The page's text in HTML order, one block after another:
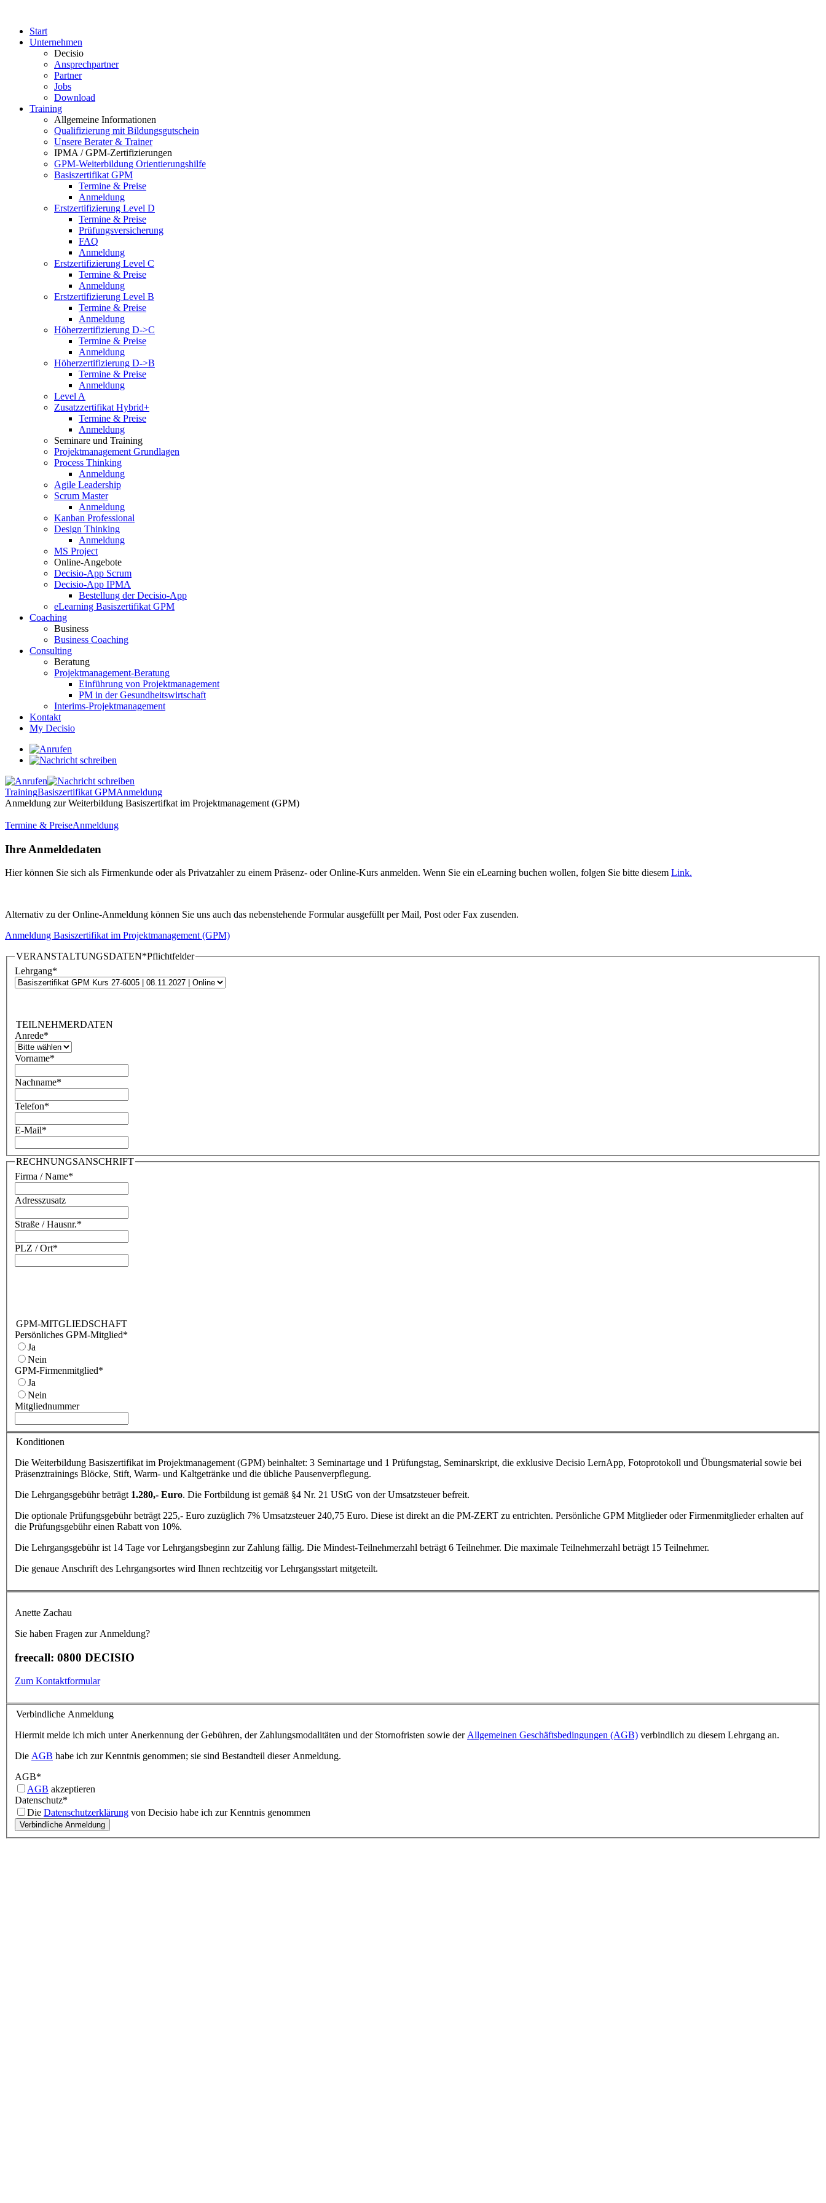
Start
Unternehmen
Decisio
Ansprechpartner
Partner
Jobs
Download
Training
Allgemeine Informationen
Qualifizierung mit Bildungsgutschein
Unsere Berater & Trainer
IPMA / GPM-Zertifizierungen
GPM-Weiterbildung Orientierungshilfe
Basiszertifikat GPM
Termine & Preise
Anmeldung
Erstzertifizierung Level D
Termine & Preise
Prüfungsversicherung
FAQ
Anmeldung
Erstzertifizierung Level C
Termine & Preise
Anmeldung
Erstzertifizierung Level B
Termine & Preise
Anmeldung
Höherzertifizierung D->C
Termine & Preise
Anmeldung
Höherzertifizierung D->B
Termine & Preise
Anmeldung
Level A
Zusatzzertifikat Hybrid+
Termine & Preise
Anmeldung
Seminare und Training
Projektmanagement Grundlagen
Process Thinking
Anmeldung
Agile Leadership
Scrum Master
Anmeldung
Kanban Professional
Design Thinking
Anmeldung
MS Project
Online-Angebote
Decisio-App Scrum
Decisio-App IPMA
Bestellung der Decisio-App
eLearning Basiszertifikat GPM
Coaching
Business
Business Coaching
Consulting
Beratung
Projektmanagement-Beratung
Einführung von Projektmanagement
PM in der Gesundheitswirtschaft
Interims-Projektmanagement
Kontakt
My Decisio
TrainingBasiszertifikat GPMAnmeldung
Anmeldung zur Weiterbildung Basiszertifkat im Projektmanagement (GPM)
Termine & PreiseAnmeldung
Ihre Anmeldedaten
Hier können Sie sich als Firmenkunde oder als Privatzahler zu einem Präsenz- oder Online-Kurs anmelden. Wenn Sie ein eLearning buchen wollen, folgen Sie bitte diesem Link.
Alternativ zu der Online-Anmeldung können Sie uns auch das nebenstehende Formular ausgefüllt per Mail, Post oder Fax zusenden.
Anmeldung Basiszertifikat im Projektmanagement (GPM)
VERANSTALTUNGSDATEN*Pflichtfelder
Lehrgang*
TEILNEHMERDATEN
Anrede*
Vorname*
Nachname*
Telefon*
E-Mail*
RECHNUNGSANSCHRIFT
Firma / Name*
Adresszusatz
Straße / Hausnr.*
PLZ / Ort*
GPM-MITGLIEDSCHAFT
Persönliches GPM-Mitglied*
Ja
Nein
GPM-Firmenmitglied*
Ja
Nein
Mitgliednummer
Konditionen
Die Weiterbildung Basiszertifikat im Projektmanagement (GPM) beinhaltet: 3 Seminartage und 1 Prüfungstag, Seminarskript, die exklusive Decisio LernApp, Fotoprotokoll und Übungsmaterial sowie bei
Präsenztrainings Blöcke, Stift, Warm- und Kaltgetränke und die übliche Pausenverpflegung.
Die Lehrgangsgebühr beträgt 1.280,- Euro. Die Fortbildung ist gemäß §4 Nr. 21 UStG von der Umsatzsteuer befreit.
Die optionale Prüfungsgebühr beträgt 225,- Euro zuzüglich 7% Umsatzsteuer 240,75 Euro. Diese ist direkt an die PM-ZERT zu entrichten. Persönliche GPM Mitglieder oder Firmenmitglieder erhalten auf
die Prüfungsgebühr einen Rabatt von 10%.
Die Lehrgangsgebühr ist 14 Tage vor Lehrgangsbeginn zur Zahlung fällig. Die Mindest-Teilnehmerzahl beträgt 6 Teilnehmer. Die maximale Teilnehmerzahl beträgt 15 Teilnehmer.
Die genaue Anschrift des Lehrgangsortes wird Ihnen rechtzeitig vor Lehrgangsstart mitgeteilt.
Anette Zachau
Sie haben Fragen zur Anmeldung?
freecall: 0800 DECISIO
Zum Kontaktformular
Verbindliche Anmeldung
Hiermit melde ich mich unter Anerkennung der Gebühren, der Zahlungsmodalitäten und der Stornofristen sowie der Allgemeinen Geschäftsbedingungen (AGB) verbindlich zu diesem Lehrgang an.
Die AGB habe ich zur Kenntnis genommen; sie sind Bestandteil dieser Anmeldung.
AGB*
AGB akzeptieren
Datenschutz*
Die Datenschutzerklärung von Decisio habe ich zur Kenntnis genommen